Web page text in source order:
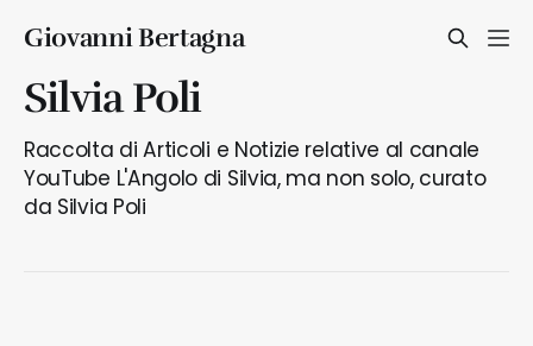
Giovanni Bertagna
Silvia Poli
Raccolta di Articoli e Notizie relative al canale
YouTube L'Angolo di Silvia, ma non solo, curato
da Silvia Poli